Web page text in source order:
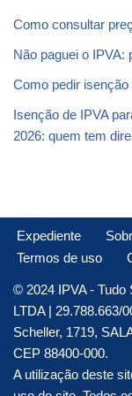
Como consultar
Não paguei o IPVA:
Como pedir isenção
Isenção de IPVA
2026: quem tem
Expediente
Termos de uso
© 2024 IPVA - Tudo
LTDA | 29.788.663/
Scheller, 1719,
CEP 88400-000.
A utilização deste